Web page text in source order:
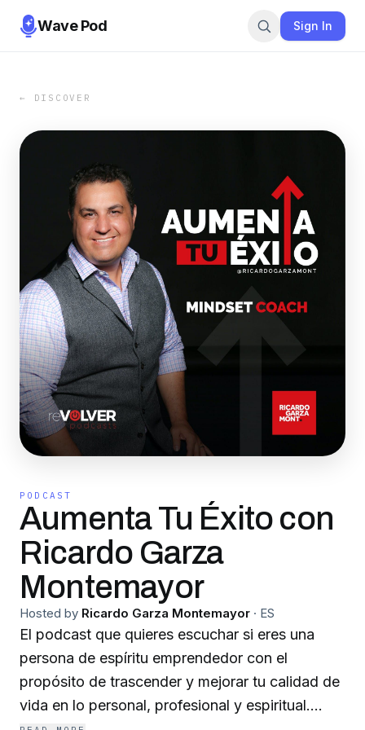
Wave Pod Sign In
← DISCOVER
PODCAST
Aumenta Tu Éxito con
Ricardo Garza
Montemayor
Hosted by Ricardo Garza Montemayor · ES
El podcast que quieres escuchar si eres una
persona de espíritu emprendedor con el
propósito de trascender y mejorar tu calidad de
vida en lo personal, profesional y espiritual.